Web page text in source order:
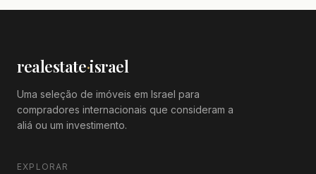
realestate·israel
Uma seleção de imóveis em Israel para
compradores internacionais que consideram a
aliá ou um investimento.
EXPLORAR